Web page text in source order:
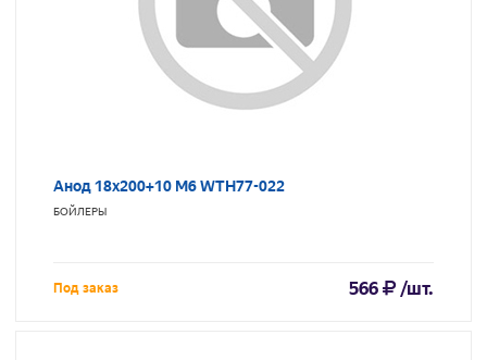
Анод 18х200+10 M6 WTH77-022
БОЙЛЕРЫ
Под заказ 566 /шт.